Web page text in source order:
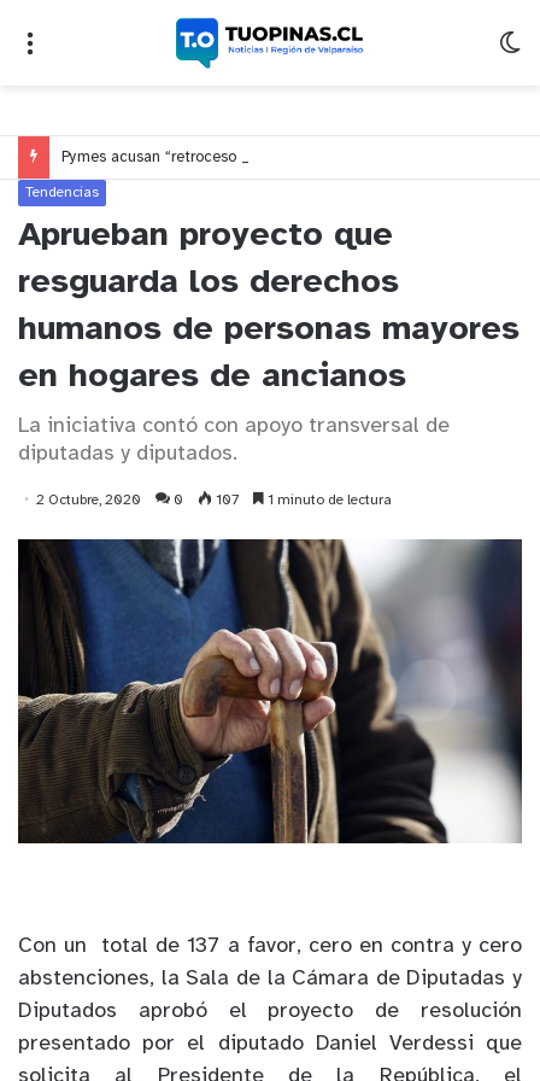
Tendencias
Aprueban proyecto que
resguarda los derechos
humanos de personas mayores
en hogares de ancianos
La iniciativa contó con apoyo transversal de
diputadas y diputados.
2 Octubre, 2020 0 107 1 minuto de lectura
Con un total de 137 a favor, cero en contra y cero
abstenciones, la Sala de la Cámara de Diputadas y
Diputados aprobó el proyecto de resolución
presentado por el diputado Daniel Verdessi que